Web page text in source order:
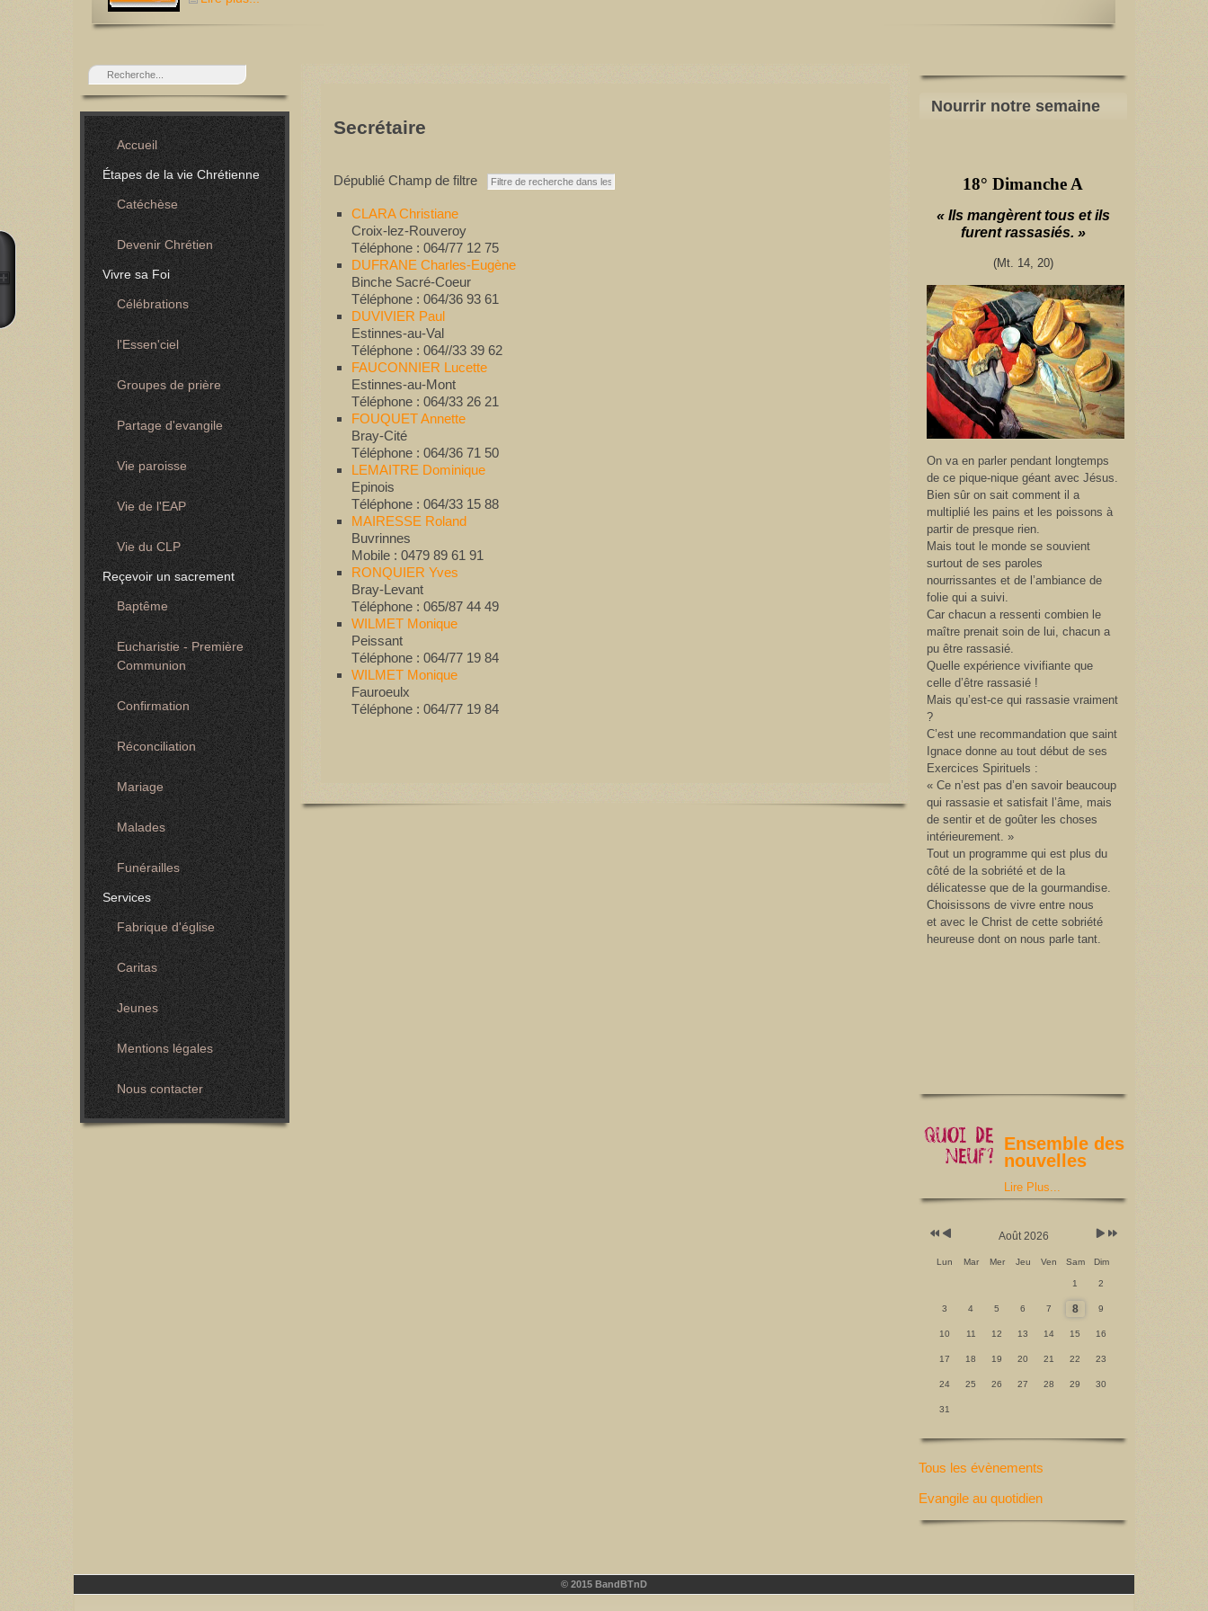
Accueil
Étapes de la vie Chrétienne
Catéchèse
Devenir Chrétien
Vivre sa Foi
Célébrations
l'Essen'ciel
Groupes de prière
Partage d'evangile
Vie paroisse
Vie de l'EAP
Vie du CLP
Reçevoir un sacrement
Baptême
Eucharistie - Première
Communion
Confirmation
Réconciliation
Mariage
Malades
Funérailles
Services
Fabrique d'église
Caritas
Jeunes
Mentions légales
Nous contacter
Secrétaire
Dépublié Champ de filtre
CLARA Christiane
Croix-lez-Rouveroy
Téléphone : 064/77 12 75
DUFRANE Charles-Eugène
Binche Sacré-Coeur
Téléphone : 064/36 93 61
DUVIVIER Paul
Estinnes-au-Val
Téléphone : 064//33 39 62
FAUCONNIER Lucette
Estinnes-au-Mont
Téléphone : 064/33 26 21
FOUQUET Annette
Bray-Cité
Téléphone : 064/36 71 50
LEMAITRE Dominique
Epinois
Téléphone : 064/33 15 88
MAIRESSE Roland
Buvrinnes
Mobile : 0479 89 61 91
RONQUIER Yves
Bray-Levant
Téléphone : 065/87 44 49
WILMET Monique
Peissant
Téléphone : 064/77 19 84
WILMET Monique
Fauroeulx
Téléphone : 064/77 19 84
Nourrir notre semaine
18° Dimanche A
« Ils mangèrent tous et ils
furent rassasiés. »
(Mt. 14, 20)
On va en parler pendant longtemps
de ce pique-nique géant avec Jésus.
Bien sûr on sait comment il a
multiplié les pains et les poissons à
partir de presque rien.
Mais tout le monde se souvient
surtout de ses paroles
nourrissantes et de l’ambiance de
folie qui a suivi.
Car chacun a ressenti combien le
maître prenait soin de lui, chacun a
pu être rassasié.
Quelle expérience vivifiante que
celle d’être rassasié !
Mais qu’est-ce qui rassasie vraiment
?
C’est une recommandation que saint
Ignace donne au tout début de ses
Exercices Spirituels :
« Ce n’est pas d’en savoir beaucoup
qui rassasie et satisfait l’âme, mais
de sentir et de goûter les choses
intérieurement. »
Tout un programme qui est plus du
côté de la sobriété et de la
délicatesse que de la gourmandise.
Choisissons de vivre entre nous
et avec le Christ de cette sobriété
heureuse dont on nous parle tant.
Ensemble des
nouvelles
Lire Plus...
Août 2026
Lun Mar Mer Jeu Ven Sam Dim
1 2
3 4 5 6 7 8 9
10 11 12 13 14 15 16
17 18 19 20 21 22 23
24 25 26 27 28 29 30
31
Tous les évènements
Evangile au quotidien
© 2015 BandBTnD